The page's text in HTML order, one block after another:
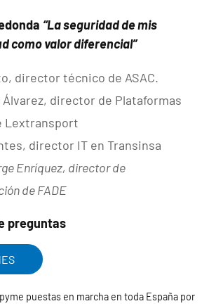
“La seguridad de mis
como valor diferencial”
director técnico de ASAC.
director de Plataformas
Lextransport
director IT en Transinsa
Enríquez, director de
de FADE
preguntas
puestas en marcha en toda España por